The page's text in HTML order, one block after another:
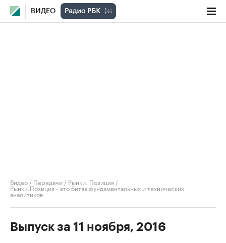
ВИДЕО
Видео / Передачи / Рынки. Позиция /
Рынки.Позиция - это битва фундаментальных и технических
аналитиков
Выпуск за 11 ноября, 2016